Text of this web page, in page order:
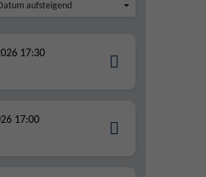
aufsteigend
17:30
17:00